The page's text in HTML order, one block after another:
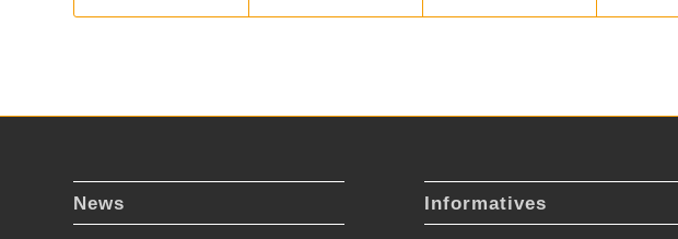
News Informatives